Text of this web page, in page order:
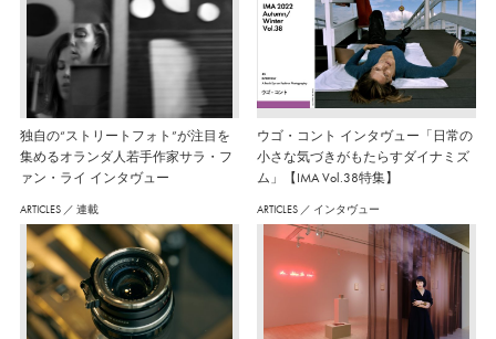
独自の“ストリートフォト”が注目を
集めるオランダ人若手作家サラ・フ
ァン・ライ インタヴュー
ウゴ・コント インタヴュー「日常の
小さな気づきがもたらすダイナミズ
ム」【IMA Vol.38特集】
ARTICLES ／ 連載 ARTICLES ／ インタヴュー